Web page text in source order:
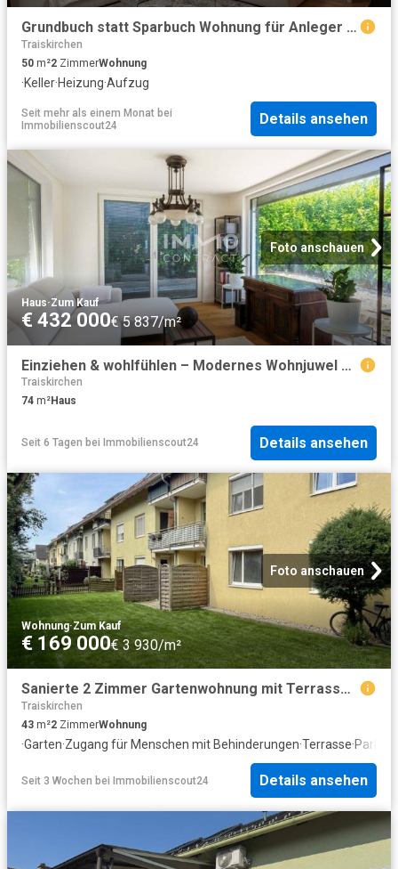
Grundbuch statt Sparbuch Wohnung für Anleger in Traiskirchen
Traiskirchen
50 m²2 ZimmerWohnung
·Keller·Heizung·Aufzug
Seit mehr als einem Monat bei
Immobilienscout24
Details ansehen
Foto anschauen
Haus·Zum Kauf
€ 432 000€ 5 837/m²
Einziehen & wohlfühlen – Modernes Wohnjuwel mit traumhaftem Ausblick
Traiskirchen
74 m²Haus
Seit 6 Tagen bei Immobilienscout24 Details ansehen
Foto anschauen
Wohnung·Zum Kauf
€ 169 000€ 3 930/m²
Sanierte 2 Zimmer Gartenwohnung mit Terrasse, Garten und Tiefgaragenplatz in Tribuswinkel
Traiskirchen
43 m²2 ZimmerWohnung
·Garten·Zugang für Menschen mit Behinderungen·Terrasse·
Seit 3 Wochen bei Immobilienscout24 Details ansehen